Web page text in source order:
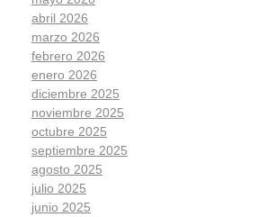
abril 2026
marzo 2026
febrero 2026
enero 2026
diciembre 2025
noviembre 2025
octubre 2025
septiembre 2025
agosto 2025
julio 2025
junio 2025